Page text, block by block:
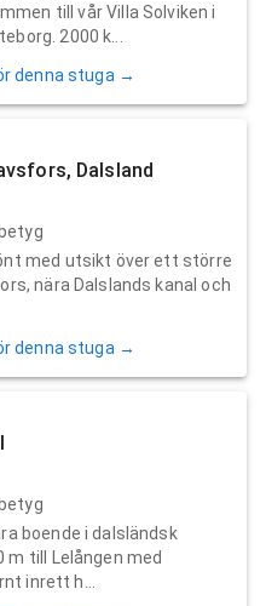
till vår Villa Solviken i
2000 k...
denna stuga →
Dalsland
med utsikt över ett större
nära Dalslands kanal och
denna stuga →
boende i dalsländsk
till Lelången med
inrett h...